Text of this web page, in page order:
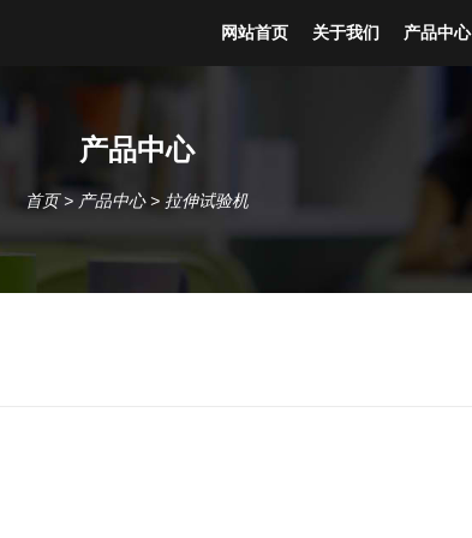
网站首页 关于我们 产品中心
产品中心
首页> 产品中心> 拉伸试验机